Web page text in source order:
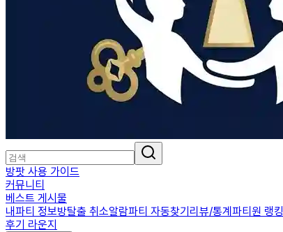
방팟 사용 가이드
커뮤니티
베스트 게시물
내파티 정보방탈출 취소알람파티 자동찾기리뷰/통계파티원 랭킹
후기 라운지